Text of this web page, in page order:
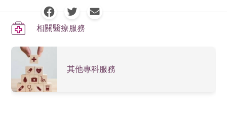
相關醫療服務
其他專科服務